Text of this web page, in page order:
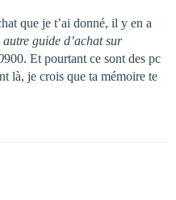
que je t’ai donné, il y en a
guide d’achat sur
900. Et pourtant ce sont des pc
là, je crois que ta mémoire te